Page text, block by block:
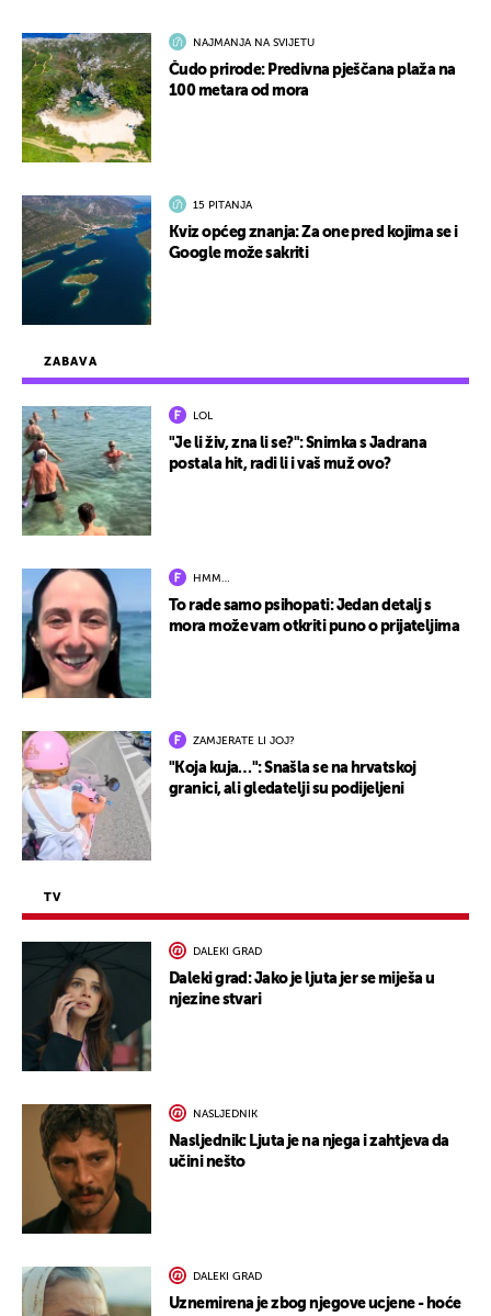
ZABAVA
LOL
"Je li živ, zna li se?": Snimka s Jadrana
postala hit, radi li i vaš muž ovo?
HMM…
To rade samo psihopati: Jedan detalj s
mora može vam otkriti puno o prijateljima
ZAMJERATE LI JOJ?
"Koja kuja…": Snašla se na hrvatskoj
granici, ali gledatelji su podijeljeni
TV
DALEKI GRAD
Daleki grad: Jako je ljuta jer se miješa u
njezine stvari
NASLJEDNIK
Nasljednik: Ljuta je na njega i zahtjeva da
učini nešto
DALEKI GRAD
Uznemirena je zbog njegove ucjene - hoće
NAJMANJA NA SVIJETU
Čudo prirode: Predivna pješčana plaža na
100 metara od mora
15 PITANJA
Kviz općeg znanja: Za one pred kojima se i
Google može sakriti